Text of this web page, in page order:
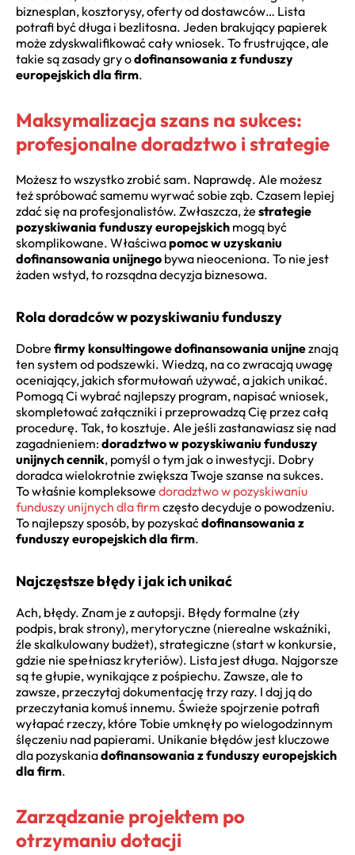
biznesplan, kosztorysy, oferty od dostawców… Lista
potrafi być długa i bezlitosna. Jeden brakujący papierek
może zdyskwalifikować cały wniosek. To frustrujące, ale
takie są zasady gry odofinansowania z funduszy
europejskich dla firm.
Maksymalizacja szans na sukces:
profesjonalne doradztwo i strategie
Możesz to wszystko zrobić sam. Naprawdę. Ale możesz
też spróbować samemu wyrwać sobie ząb. Czasem lepiej
zdać się na profesjonalistów. Zwłaszcza, że strategie
pozyskiwania funduszy europejskich mogą być
skomplikowane. Właściwapomoc w uzyskaniu
dofinansowania unijnego bywa nieoceniona. To nie jest
żaden wstyd, to rozsądna decyzja biznesowa.
Rola doradców w pozyskiwaniu funduszy
Dobre firmy konsultingowe dofinansowania unijneznają
ten system od podszewki. Wiedzą, na co zwracają uwagę
oceniający, jakich sformułowań używać, a jakich unikać.
Pomogą Ci wybrać najlepszy program, napisać wniosek,
skompletować załączniki i przeprowadzą Cię przez całą
procedurę. Tak, to kosztuje. Ale jeśli zastanawiasz się nad
zagadnieniem:doradztwo w pozyskiwaniu funduszy
unijnych cennik, pomyśl o tym jak o inwestycji. Dobry
doradca wielokrotnie zwiększa Twoje szanse na sukces.
To właśnie kompleksowe doradztwo w pozyskiwaniu
funduszy unijnych dla firm często decyduje o powodzeniu.
To najlepszy sposób, by pozyskaćdofinansowania z
funduszy europejskich dla firm.
Najczęstsze błędy i jak ich unikać
Ach, błędy. Znam je z autopsji. Błędy formalne (zły
podpis, brak strony), merytoryczne (nierealne wskaźniki,
źle skalkulowany budżet), strategiczne (start w konkursie,
gdzie nie spełniasz kryteriów). Lista jest długa. Najgorsze
są te głupie, wynikające z pośpiechu. Zawsze, ale to
zawsze, przeczytaj dokumentację trzy razy. I daj ją do
przeczytania komuś innemu. Świeże spojrzenie potrafi
wyłapać rzeczy, które Tobie umknęły po wielogodzinnym
ślęczeniu nad papierami. Unikanie błędów jest kluczowe
dla pozyskaniadofinansowania z funduszy europejskich
dla firm.
Zarządzanie projektem po
otrzymaniu dotacji